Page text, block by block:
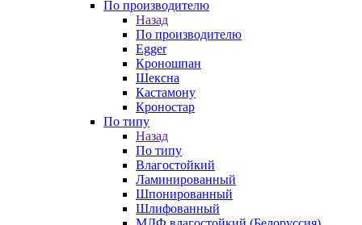
По производителю
Назад
По производителю
Egger
Кроношпан
Шексна
Кастамону
Кроностар
По типу
Назад
По типу
Влагостойкий
Ламинированный
Шпонированный
Шлифованный